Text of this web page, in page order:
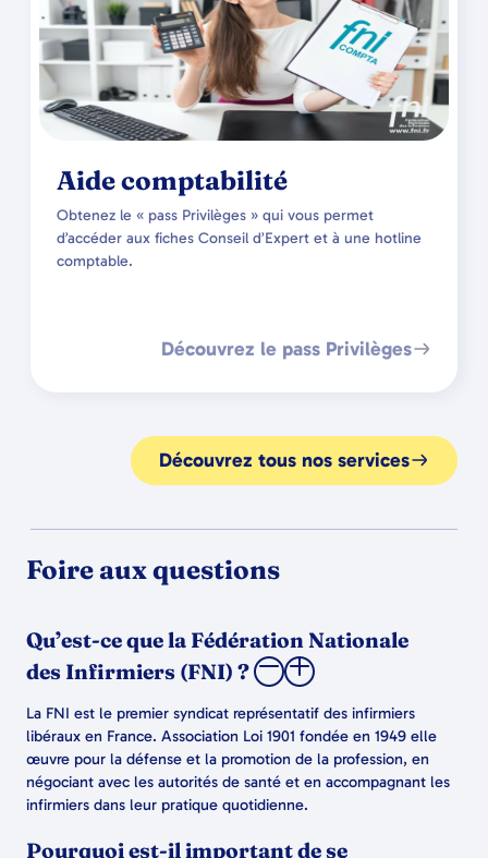
Aide comptabilité
Obtenez le « pass Privilèges » qui vous permet
d’accéder aux fiches Conseil d’Expert et à une hotline
comptable.
Découvrez le pass Privilèges
Découvrez tous nos services
Foire aux questions
Qu’est-ce que la Fédération Nationale
des Infirmiers (FNI) ?
La FNI est le premier syndicat représentatif des infirmiers
libéraux en France. Association Loi 1901 fondée en 1949 elle
œuvre pour la défense et la promotion de la profession, en
négociant avec les autorités de santé et en accompagnant les
infirmiers dans leur pratique quotidienne.
Pourquoi est-il important de se